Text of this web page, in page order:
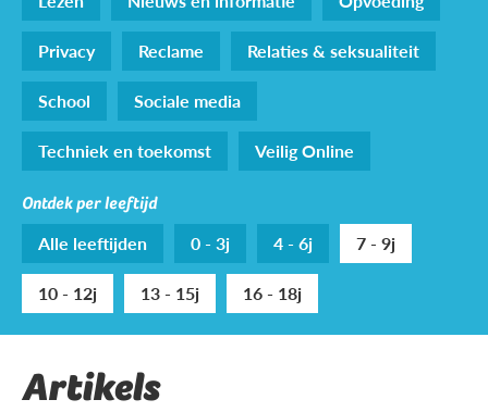
Privacy
Reclame
Relaties & seksualiteit
School
Sociale media
Techniek en toekomst
Veilig Online
Ontdek per leeftijd
Alle leeftijden 0 - 3j 4 - 6j
7 - 9j
10 - 12j
13 - 15j 16 - 18j
Artikels